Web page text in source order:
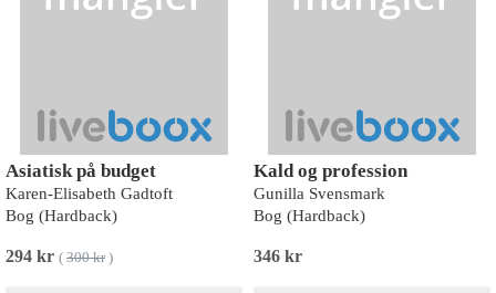
Asiatisk på budget
Karen-Elisabeth Gadtoft
Bog (Hardback)
294 kr ( 300 kr)
Kald og profession
Gunilla Svensmark
Bog (Hardback)
346 kr